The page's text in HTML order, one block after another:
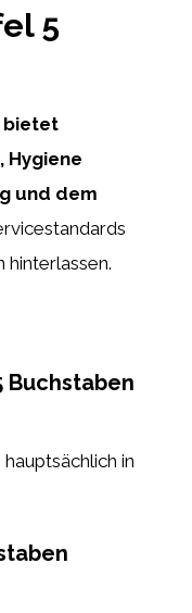
5
bietet
Hygiene
und dem
hinterlassen.
in